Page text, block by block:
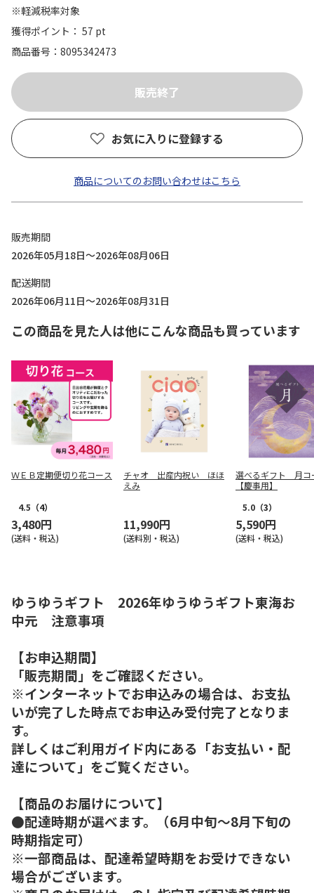
※軽減税率対象
獲得ポイント： 57 pt
商品番号
8095342473
お気に入りに登録する
商品についてのお問い合わせはこちら
販売期間
2026年05月18日～2026年08月06日
配送期間
2026年06月11日～2026年08月31日
この商品を見た人は他にこんな商品も買っています
ＷＥＢ定期便切り花コース
4.5 （4）
3,480円
(送料・税込)
チャオ 出産内祝い ほほ
えみ
11,990円
(送料別・税込)
選べるギフト 月コ
【慶事用】
5.0 （3）
5,590円
(送料・税込)
ゆうゆうギフト 2026年ゆうゆうギフト東海お
中元 注意事項
【お申込期間】
「販売期間」をご確認ください。
※インターネットでお申込みの場合は、お支払
いが完了した時点でお申込み受付完了となりま
す。
詳しくはご利用ガイド内にある「お支払い・配
達について」をご覧ください。
【商品のお届けについて】
●配達時期が選べます。（6月中旬～8月下旬の
時期指定可）
※一部商品は、配達希望時期をお受けできない
場合がございます。